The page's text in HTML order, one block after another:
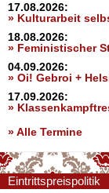
17.08.2026:
» Kulturarbeit
18.08.2026:
» Feministischer
04.09.2026:
» Oi! Gebroi +
17.09.2026:
»
» Alle Termine
Eintrittspreispolitik